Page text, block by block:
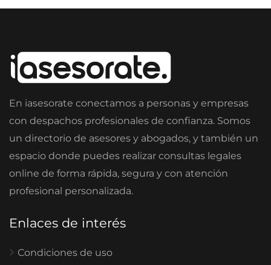
En iasesorate conectamos a personas y empresas
con despachos profesionales de confianza. Somos
un directorio de asesores y abogados, y también un
espacio donde puedes realizar consultas legales
online de forma rápida, segura y con atención
profesional personalizada.
Enlaces de interés
Condiciones de uso